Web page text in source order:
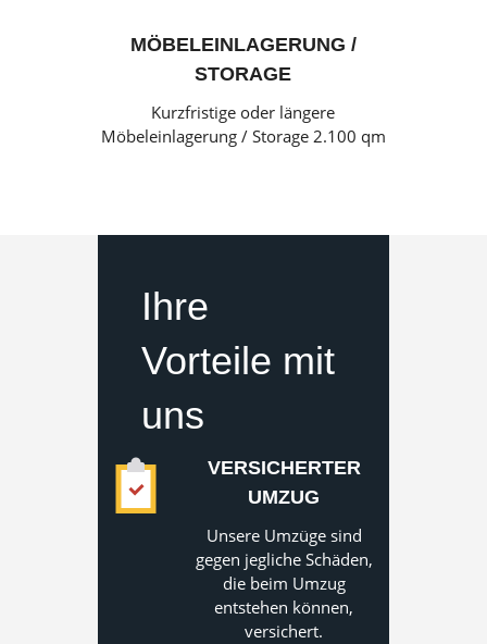
MÖBELEINLAGERUNG /
STORAGE
Kurzfristige oder längere
Möbeleinlagerung / Storage 2.100 qm
Ihre
Vorteile mit
uns
VERSICHERTER
UMZUG
Unsere Umzüge sind
gegen jegliche Schäden,
die beim Umzug
entstehen können,
versichert.